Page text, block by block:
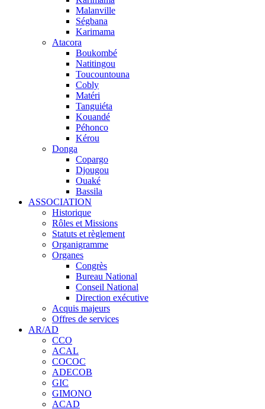
Malanville
Ségbana
Karimama
Atacora
Boukombé
Natitingou
Toucountouna
Cobly
Matéri
Tanguiéta
Kouandé
Péhonco
Kérou
Donga
Copargo
Djougou
Ouaké
Bassila
ASSOCIATION
Historique
Rôles et Missions
Statuts et règlement
Organigramme
Organes
Congrès
Bureau National
Conseil National
Direction exécutive
Acquis majeurs
Offres de services
AR/AD
CCO
ACAL
COCOC
ADECOB
GIC
GIMONO
ACAD